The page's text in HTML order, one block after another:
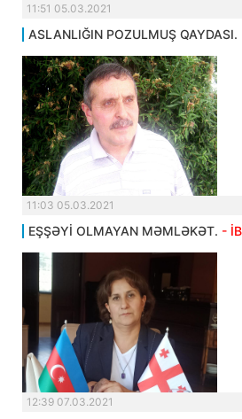
11:51 05.03.2021
ASLANLIĞIN POZULMUŞ QAYDASI.
11:03 05.03.2021
EŞŞƏYİ OLMAYAN MƏMLƏKƏT. -
12:39 07.03.2021